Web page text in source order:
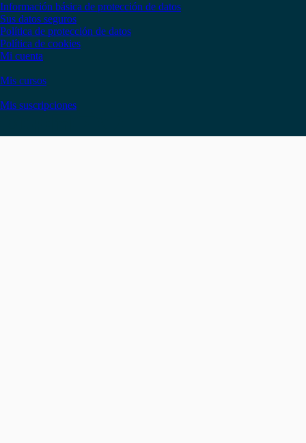
Información básica de protección de datos
Sus datos seguros
Política de protección de datos
Política de cookies
Mi cuenta
Mis cursos
Mis suscripciones